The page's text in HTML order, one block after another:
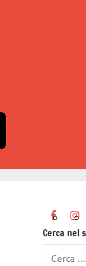
Cerca nel